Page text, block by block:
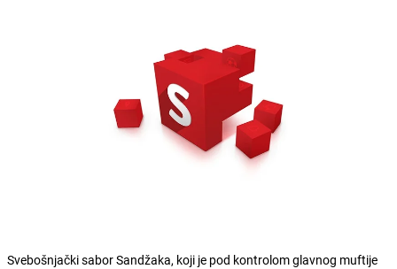
Svebošnjački sabor Sandžaka, koji je pod kontrolom glavnog muftije